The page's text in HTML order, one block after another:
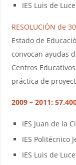
IES Luis de
RESOLUCIÓN de
Estado de
convocan ayudas
Centros
práctica de
2009 – 2011:
IES Juan de la
IES Politécnico
IES Luis de